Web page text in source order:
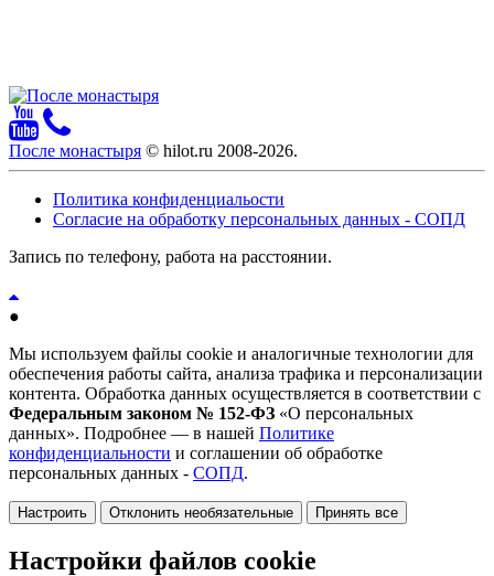
После монастыря © hilot.ru 2008-2026.
Политика конфиденциальости
Согласие на обработку персональных данных - СОПД
Запись по телефону, работа на расстоянии.
●
Мы используем файлы cookie и аналогичные технологии для
обеспечения работы сайта, анализа трафика и персонализации
контента. Обработка данных осуществляется в соответствии с
Федеральным законом № 152-ФЗ «О персональных
данных». Подробнее — в нашей Политике
конфиденциальности и соглашении об обработке
персональных данных - СОПД.
Настроить Отклонить необязательные Принять все
Настройки файлов cookie